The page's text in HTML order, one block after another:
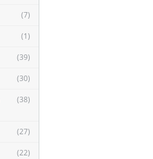
(7)
(1)
(39)
(30)
(38)
(27)
(22)